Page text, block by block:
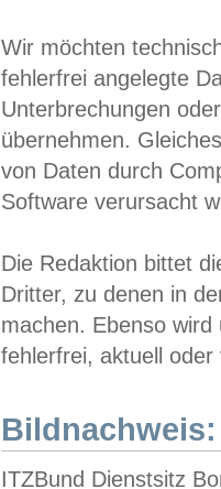
Wir möchten
fehlerfrei angelegte
Unterbrechungen
übernehmen.
von Daten durch
Software verursacht
Die Redaktion bittet
Dritter, zu denen in
machen. Ebenso
fehlerfrei, aktuell oder
Bildnachweis:
ITZBund Dienstsitz